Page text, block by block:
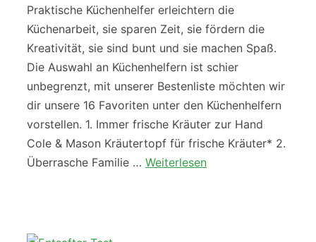
Praktische Küchenhelfer erleichtern die
Küchenarbeit, sie sparen Zeit, sie fördern die
Kreativität, sie sind bunt und sie machen Spaß.
Die Auswahl an Küchenhelfern ist schier
unbegrenzt, mit unserer Bestenliste möchten wir
dir unsere 16 Favoriten unter den Küchenhelfern
vorstellen. 1. Immer frische Kräuter zur Hand
Cole & Mason Kräutertopf für frische Kräuter* 2.
Überrasche Familie … Weiterlesen